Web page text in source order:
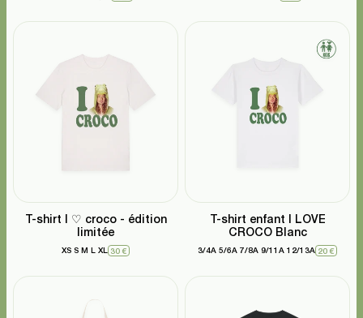
T-shirt I ♡ croco - édition
limitée
XS S M L XL 30 €
T-shirt enfant I LOVE
CROCO Blanc
3/4A 5/6A 7/8A 9/11A 12/13A 20 €